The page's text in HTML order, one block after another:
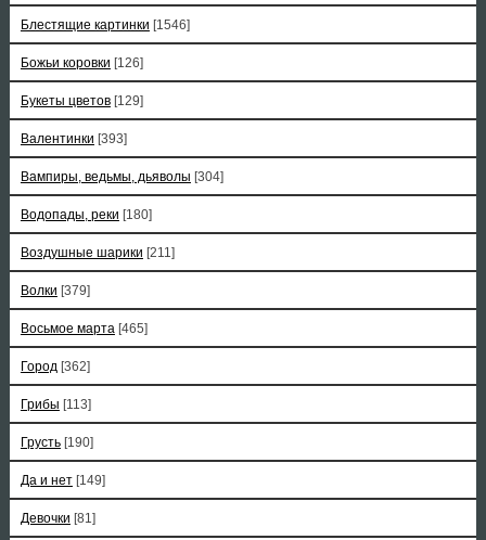
Блестящие картинки [1546]
Божьи коровки [126]
Букеты цветов [129]
Валентинки [393]
Вампиры, ведьмы, дьяволы [304]
Водопады, реки [180]
Воздушные шарики [211]
Волки [379]
Восьмое марта [465]
Город [362]
Грибы [113]
Грусть [190]
Да и нет [149]
Девочки [81]